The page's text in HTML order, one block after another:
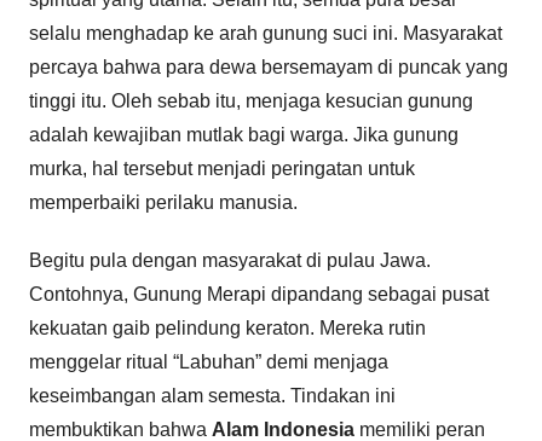
selalu menghadap ke arah gunung suci ini. Masyarakat
percaya bahwa para dewa bersemayam di puncak yang
tinggi itu. Oleh sebab itu, menjaga kesucian gunung
adalah kewajiban mutlak bagi warga. Jika gunung
murka, hal tersebut menjadi peringatan untuk
memperbaiki perilaku manusia.
Begitu pula dengan masyarakat di pulau Jawa.
Contohnya, Gunung Merapi dipandang sebagai pusat
kekuatan gaib pelindung keraton. Mereka rutin
menggelar ritual “Labuhan” demi menjaga
keseimbangan alam semesta. Tindakan ini
membuktikan bahwa Alam Indonesia memiliki peran